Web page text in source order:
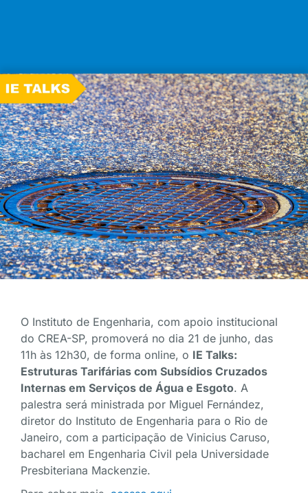
O Instituto de Engenharia, com apoio institucional
do CREA-SP, promoverá no dia 21 de junho, das
11h às 12h30, de forma online, o IE Talks:
Estruturas Tarifárias com Subsídios Cruzados
Internas em Serviços de Água e Esgoto. A
palestra será ministrada por Miguel Fernández,
diretor do Instituto de Engenharia para o Rio de
Janeiro, com a participação de Vinicius Caruso,
bacharel em Engenharia Civil pela Universidade
Presbiteriana Mackenzie.